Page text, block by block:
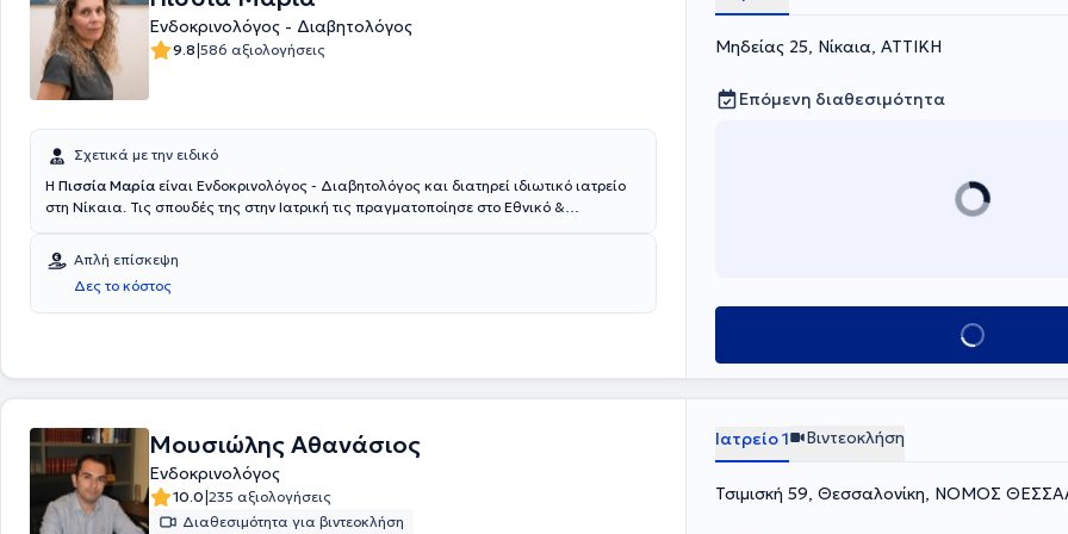
Παιδιατρικής Κλινικής του Πανεπιστημίου Αθηνών, είναι υπεύθυνη για τη διάγνωση,
την έναρξη και τη ρύθμιση αγωγής, την κλινική παρακολούθηση παιδιών με Συγγενή
Υποθυρεοειδισμό καθώς και την παρακολούθηση των συνοδών ενδοκρινολογικών
προβλημάτων τους.
Ενδοκρινολόγος - Διαβητολόγος
9.8|586 αξιολογήσεις
Σχετικά με την ειδικό
Η Πισσία Μαρία είναι Ενδοκρινολόγος - Διαβητολόγος και διατηρεί ιδιωτικό ιατρείο
στη Νίκαια. Τις σπουδές της στην Ιατρική τις πραγματοποίησε στο Εθνικό &
στο σακχαρώδη διαβήτη, σε Θυρεοειδή - παραθυρεοειδείς αδένες καθώς και σε
παχυσαρκία - μεταβολισμό.
Απλή επίσκεψη
Δες το κόστος
Μηδείας 25, Νίκαια, ΑΤΤΙΚΗ
Επόμενη διαθεσιμότητα
Κλείσε ραντεβού
Μουσιώλης Αθανάσιος
Ενδοκρινολόγος
10.0|235 αξιολογήσεις
Διαθεσιμότητα για βιντεοκλήση
Ιατρείο 1 Βιντεοκλήση
Τσιμισκή 59, Θεσσαλονίκη, ΝΟΜΟΣ